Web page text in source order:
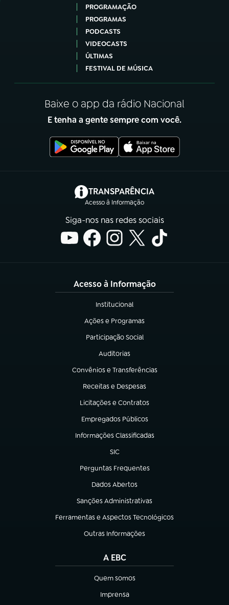
PROGRAMAÇÃO
PROGRAMAS
PODCASTS
VIDEOCASTS
ÚLTIMAS
FESTIVAL DE MÚSICA
Baixe o app da rádio Nacional
E tenha a gente sempre com você.
TRANSPARÊNCIA
Acesso à Informação
(abre em nova aba)
Siga-nos nas redes sociais
Acesso à Informação
Institucional
(abre em nova aba)
Ações e Programas
(abre em nova aba)
Participação Social
(abre em nova aba)
Auditorias
(abre em nova aba)
Convênios e Transferências
(abre em nova aba)
Receitas e Despesas
(abre em nova aba)
Licitações e Contratos
(abre em nova aba)
Empregados Públicos
(abre em nova aba)
Informações Classificadas
(abre em nova aba)
SIC
(abre em nova aba)
Perguntas Frequentes
(abre em nova aba)
Dados Abertos
(abre em nova aba)
Sanções Administrativas
(abre em nova aba)
Ferramentas e Aspectos Tecnológicos
(abre em nova aba)
Outras Informações
(abre em nova aba)
A EBC
Quem somos
(abre em nova aba)
Imprensa
(abre em nova aba)